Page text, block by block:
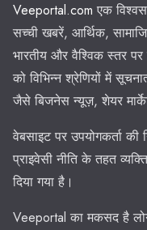
Veeportal.com एक
सच्ची खबरें, आर्थिक,
भारतीय और वैश्विक स्तर
को विभिन्न श्रेणियों में
जैसे बिजनेस न्यूज़, शेयर
वेबसाइट पर उपयोगकर्ता
प्राइवेसी नीति के तहत
दिया गया है।
Veeportal का मकसद है